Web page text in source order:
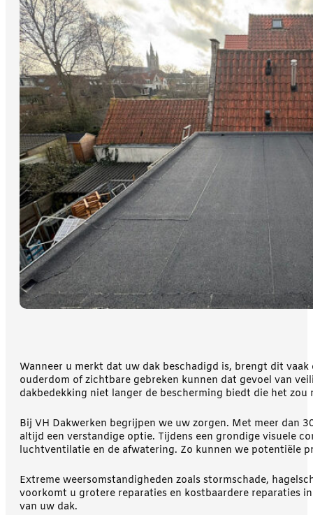
Wanneer u merkt dat uw dak beschadigd is, brengt dit
ouderdom of zichtbare gebreken kunnen dat gevoel van
dakbedekking niet langer de bescherming biedt die het zou
Bij VH Dakwerken begrijpen we uw zorgen. Met meer dan
altijd een verstandige optie. Tijdens een grondige visuele
luchtventilatie en de afwatering. Zo kunnen we potentiële
Extreme weersomstandigheden zoals stormschade,
voorkomt u grotere reparaties en kostbaardere reparaties
van uw dak.